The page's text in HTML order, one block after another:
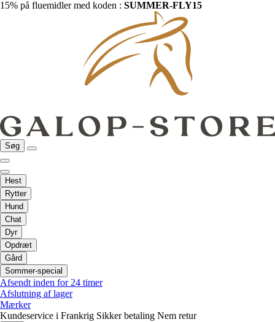
15% på fluemidler med koden : SUMMER-FLY15
Søg
Hest
Rytter
Hund
Chat
Dyr
Opdræt
Gård
Sommer-special
Afsendt inden for 24 timer
Afslutning af lager
Mærker
Kundeservice i Frankrig Sikker betaling Nem retur